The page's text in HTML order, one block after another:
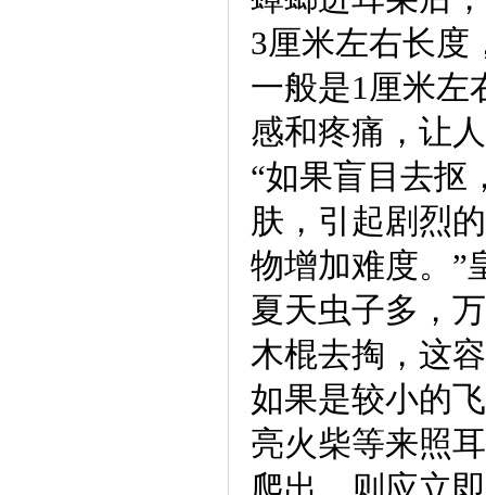
3厘米左右长度
一般是1厘米左
感和疼痛，让
“如果盲目去抠
肤，引起剧烈
物增加难度。”
夏天虫子多，
木棍去掏，这
如果是较小的
亮火柴等来照